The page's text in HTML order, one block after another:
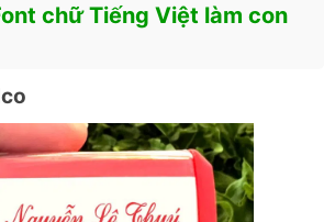
chữ Tiếng Việt làm con